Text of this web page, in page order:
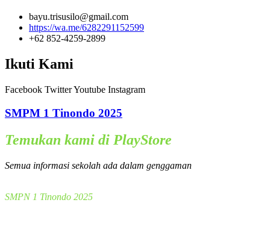
bayu.trisusilo@gmail.com
https://wa.me/6282291152599
+62 852-4259-2899
Ikuti Kami
Facebook TwitterYoutube Instagram
SMPM 1 Tinondo 2025
Temukan kami di PlayStore
Semua informasi sekolah ada dalam genggaman
SMPN 1 Tinondo 2025